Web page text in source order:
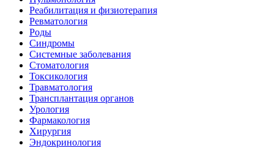
Реабилитация и физиотерапия
Ревматология
Роды
Синдромы
Системные заболевания
Стоматология
Токсикология
Травматология
Трансплантация органов
Урология
Фармакология
Хирургия
Эндокринология